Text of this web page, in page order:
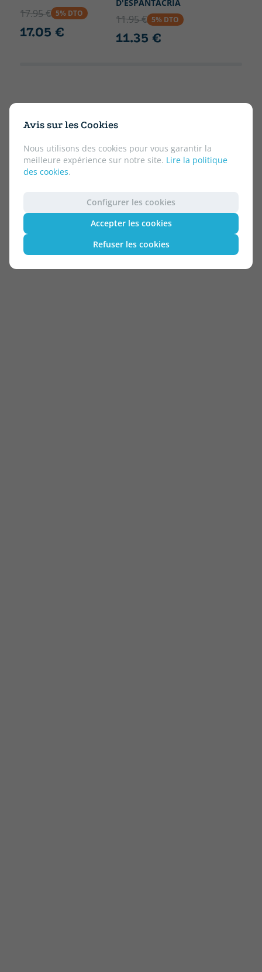
Avis sur les Cookies
Nous utilisons des cookies pour vous garantir la
meilleure expérience sur notre site. Lire la politique
des cookies.
Configurer les cookies
Accepter les cookies
Refuser les cookies
17.95 € 5% DTO
17.05 €
D'ESPANTACRIA
11.95 € 5% DTO
11.35 €